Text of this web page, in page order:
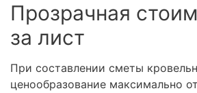
Прозрачная
за лист
При составлении сметы
ценообразование максимально